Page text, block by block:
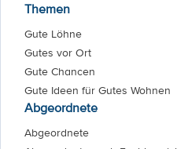
Themen
Gute Löhne
Gutes vor Ort
Gute Chancen
Gute Ideen für Gutes Wohnen
Abgeordnete
Abgeordnete